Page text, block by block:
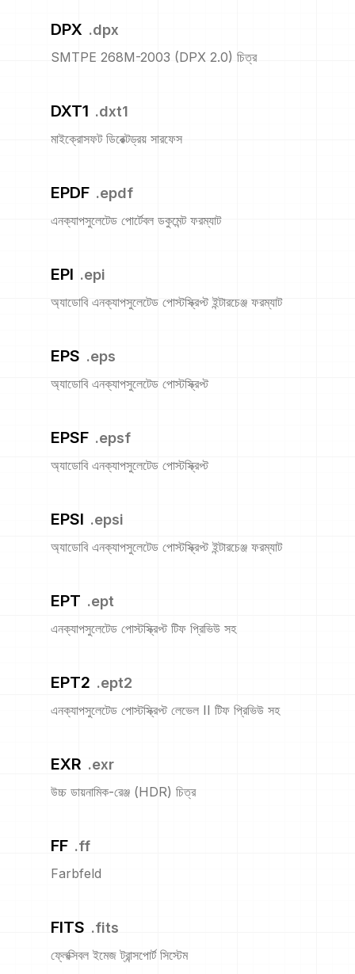
DPX .dpx
SMTPE 268M-2003 (DPX 2.0) চিত্র
DXT1 .dxt1
মাইক্রোসফট ডিরেক্টড্রয় সারফেস
EPDF .epdf
এনক্যাপসুলেটেড পোর্টেবল ডকুমেন্ট ফরম্যাট
EPI .epi
অ্যাডোবি এনক্যাপসুলেটেড পোস্টস্ক্রিপ্ট ইন্টারচেঞ্জ ফরম্যাট
EPS .eps
অ্যাডোবি এনক্যাপসুলেটেড পোস্টস্ক্রিপ্ট
EPSF .epsf
অ্যাডোবি এনক্যাপসুলেটেড পোস্টস্ক্রিপ্ট
EPSI .epsi
অ্যাডোবি এনক্যাপসুলেটেড পোস্টস্ক্রিপ্ট ইন্টারচেঞ্জ ফরম্যাট
EPT .ept
এনক্যাপসুলেটেড পোস্টস্ক্রিপ্ট টিফ প্রিভিউ সহ
EPT2 .ept2
এনক্যাপসুলেটেড পোস্টস্ক্রিপ্ট লেভেল II টিফ প্রিভিউ সহ
EXR .exr
উচ্চ ডায়নামিক-রেঞ্জ (HDR) চিত্র
FF .ff
Farbfeld
FITS .fits
ফ্লেক্সিবল ইমেজ ট্রান্সপোর্ট সিস্টেম